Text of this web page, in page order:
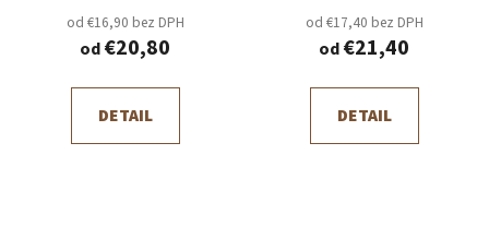
od €16,90 bez DPH
od€20,80
DETAIL
od €17,40 bez DPH
od€21,40
DETAIL